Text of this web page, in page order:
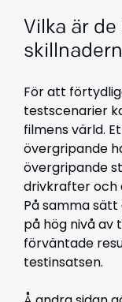
Vilka är
För att
testscenarier
filmens värld.
övergripande
övergripande
drivkrafter och
På samma
på hög nivå
förväntade
testinsatsen.